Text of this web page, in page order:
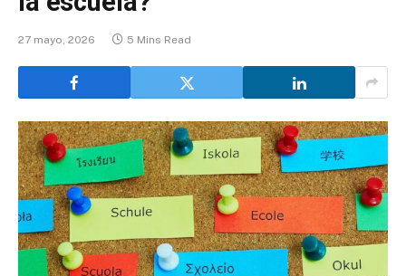
27 mayo, 2026 5 Mins Read